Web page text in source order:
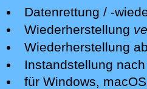
Datenrettung
Datenrettung / -
Wir retten Ihre
professionellen
Nach einer ersten
Schadens
Wiederherstellung
Nach einer
wir Ihre Fotos und
neuen
Wiederherstellung
Wir retten
System wieder
Instandstellung
Wir isolieren die
für Windows,